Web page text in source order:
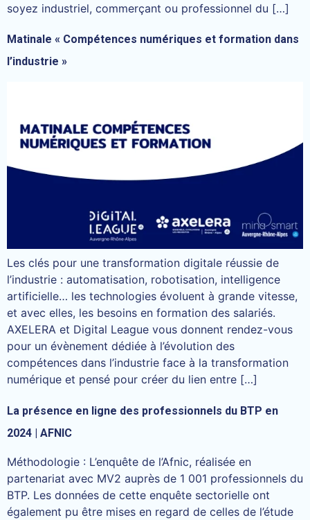
soyez industriel, commerçant ou professionnel du […]
Matinale « Compétences numériques et formation dans
l’industrie »
Les clés pour une transformation digitale réussie de
l’industrie : automatisation, robotisation, intelligence
artificielle… les technologies évoluent à grande vitesse,
et avec elles, les besoins en formation des salariés.
AXELERA et Digital League vous donnent rendez-vous
pour un évènement dédiée à l’évolution des
compétences dans l’industrie face à la transformation
numérique et pensé pour créer du lien entre […]
La présence en ligne des professionnels du BTP en
2024 | AFNIC
Méthodologie : L’enquête de l’Afnic, réalisée en
partenariat avec MV2 auprès de 1 001 professionnels du
BTP. Les données de cette enquête sectorielle ont
également pu être mises en regard de celles de l’étude